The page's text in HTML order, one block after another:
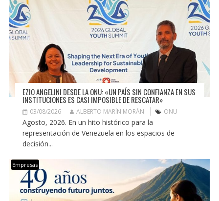
EZIO ANGELINI DESDE LA ONU: «UN PAÍS SIN CONFIANZA EN SUS
INSTITUCIONES ES CASI IMPOSIBLE DE RESCATAR»
03/08/2026 ALBERTO MARÍN MORÁN ONU
Agosto, 2026. En un hito histórico para la
representación de Venezuela en los espacios de
decisión...
Empresas